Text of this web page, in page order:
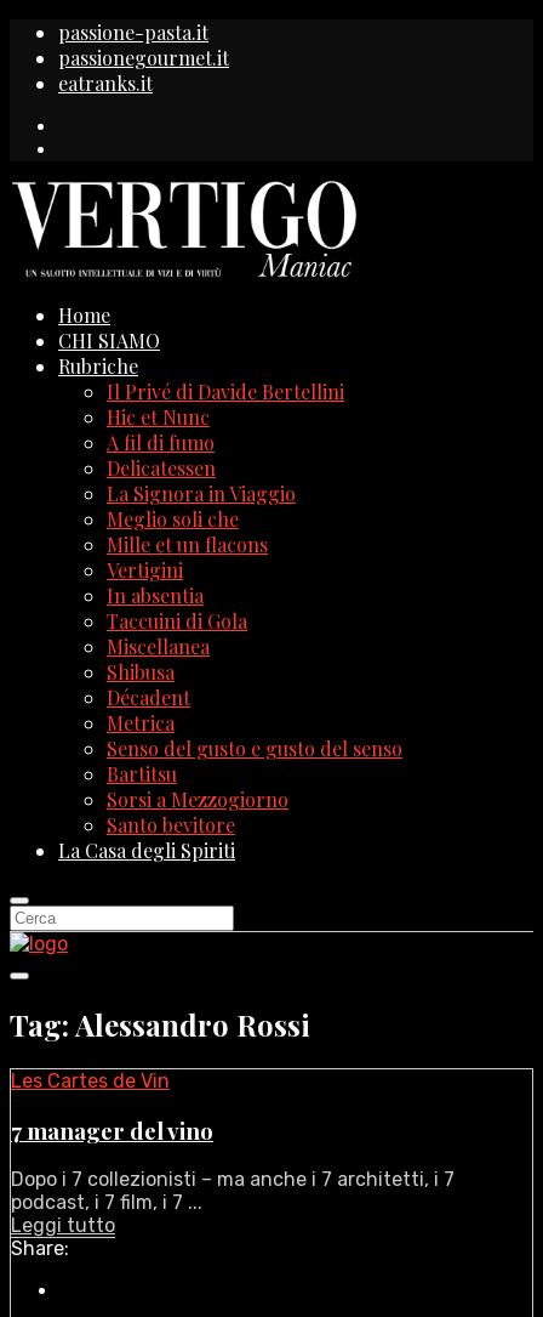
passione-pasta.it
passionegourmet.it
eatranks.it
Home
CHI SIAMO
Rubriche
Il Privé di Davide Bertellini
Hic et Nunc
A fil di fumo
Delicatessen
La Signora in Viaggio
Meglio soli che
Mille et un flacons
Vertigini
In absentia
Taccuini di Gola
Miscellanea
Shibusa
Décadent
Metrica
Senso del gusto e gusto del senso
Bartitsu
Sorsi a Mezzogiorno
Santo bevitore
La Casa degli Spiriti
Tag: Alessandro Rossi
Les Cartes de Vin
7 manager del vino
Dopo i 7 collezionisti – ma anche i 7 architetti, i 7
podcast, i 7 film, i 7 ...
Leggi tutto
Share: